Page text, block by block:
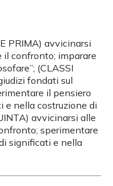
PRIMA) avvicinarsi
il confronto; imparare
(CLASSI
fondati sul
il pensiero
e nella costruzione di
avvicinarsi alle
sperimentare
significati e nella